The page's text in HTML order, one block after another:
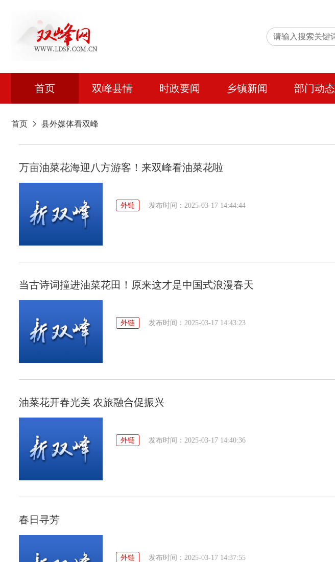
首页 双峰县情 时政要闻 乡镇新闻 部门动态
首页 县外媒体看双峰
万亩油菜花海迎八方游客！来双峰看油菜花啦
外链 发布时间：2025-03-17 14:44:44
当古诗词撞进油菜花田！原来这才是中国式浪漫春天
外链 发布时间：2025-03-17 14:43:23
油菜花开春光美 农旅融合促振兴
外链 发布时间：2025-03-17 14:40:36
春日寻芳
外链 发布时间：2025-03-17 14:37:55